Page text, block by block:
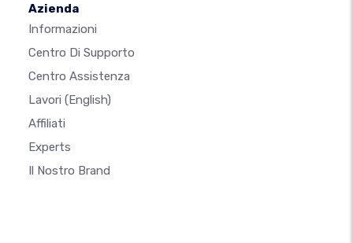
Azienda
Informazioni
Centro Di Supporto
Centro Assistenza
Lavori (English)
Affiliati
Experts
Il Nostro Brand